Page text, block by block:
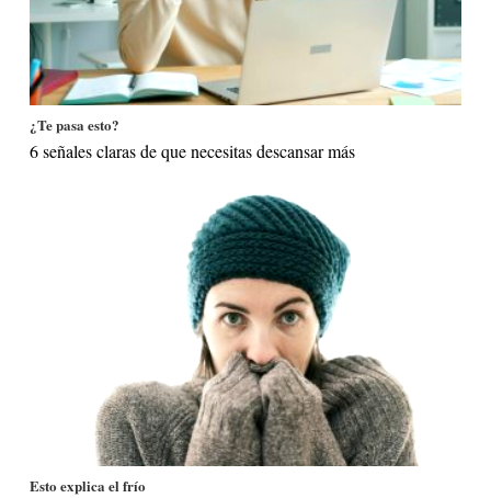
¿Te pasa esto?
6 señales claras de que necesitas descansar más
Esto explica el frío